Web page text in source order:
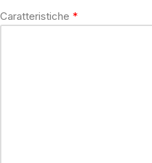
Caratteristiche